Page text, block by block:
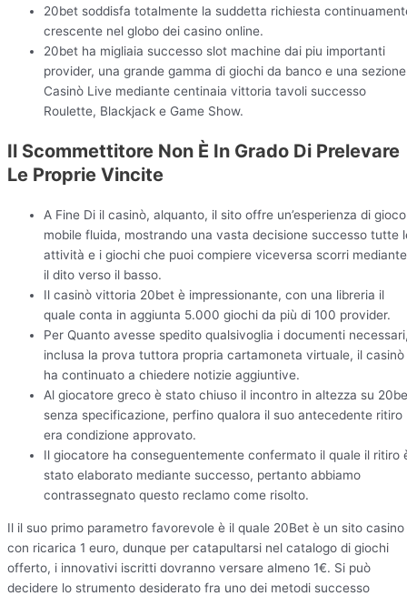
20bet soddisfa totalmente la suddetta richiesta
crescente nel globo dei casino online.
20bet ha migliaia successo slot machine dai piu importanti
provider, una grande gamma di giochi da banco e una sezione
Casinò Live mediante centinaia vittoria tavoli successo
Roulette, Blackjack e Game Show.
Il Scommettitore Non È In Grado Di Prelevare
Le Proprie Vincite
A Fine Di il casinò, alquanto, il sito offre un’esperienza di gioco
mobile fluida, mostrando una vasta decisione successo tutte
attività e i giochi che puoi compiere viceversa scorri mediante
il dito verso il basso.
Il casinò vittoria 20bet è impressionante, con una libreria il
quale conta in aggiunta 5.000 giochi da più di 100 provider.
Per Quanto avesse spedito qualsivoglia i documenti
inclusa la prova tuttora propria cartamoneta virtuale, il casinò
ha continuato a chiedere notizie aggiuntive.
Al giocatore greco è stato chiuso il incontro in altezza su
senza specificazione, perfino qualora il suo antecedente ritiro
era condizione approvato.
Il giocatore ha conseguentemente confermato il quale il ritiro
stato elaborato mediante successo, pertanto abbiamo
contrassegnato questo reclamo come risolto.
Il il suo primo parametro favorevole è il quale 20Bet è un sito casino
con ricarica 1 euro, dunque per catapultarsi nel catalogo di giochi
offerto, i innovativi iscritti dovranno versare almeno 1€. Si può
decidere lo strumento desiderato fra uno dei metodi successo